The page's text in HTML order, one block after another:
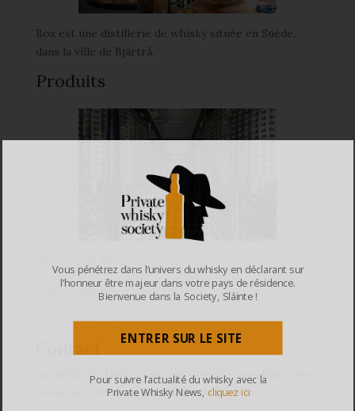
Box est une distillerie de whisky située en Suède,
dans la ville de Bjärtrå.
Produits
High Coast HAV
High Coast Timmer
La distillerie High Coast est ouverte au public, vous
trouverez toutes les infos nécessaires à
Vous pénétrez dans l’univers du whisky en déclarant sur
l’honneur être majeur dans votre pays de résidence.
Bienvenue dans la Society, Sláinte !
ENTRER SUR LE SITE
Pour suivre l’actualité du whisky avec la
Private Whisky News, cliquez ici